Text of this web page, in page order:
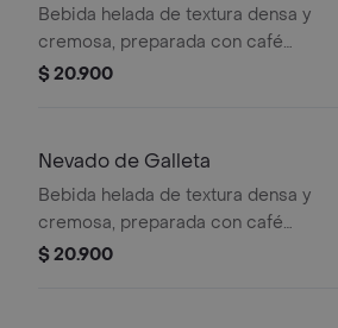
Bebida helada de textura densa y
cremosa, preparada con café
espresso, brownie triturado, mezcla
$ 20.900
Nevado de Galleta
Bebida helada de textura densa y
cremosa, preparada con café
espresso, galleta oreo, mezcla láctea,
$ 20.900